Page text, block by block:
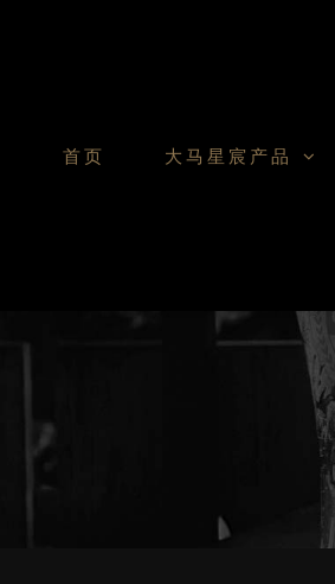
首页 大马星宸产品